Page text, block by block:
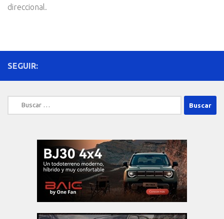
direccional.
SEGUIR:
Buscar: